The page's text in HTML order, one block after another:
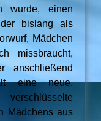
wurde, einen
bislang als
Mädchen
missbraucht,
anschließend
eine neue,
Mädchens aus